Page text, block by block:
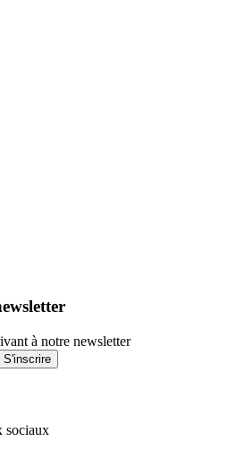
à notre newsletter
S'inscrire
sociaux